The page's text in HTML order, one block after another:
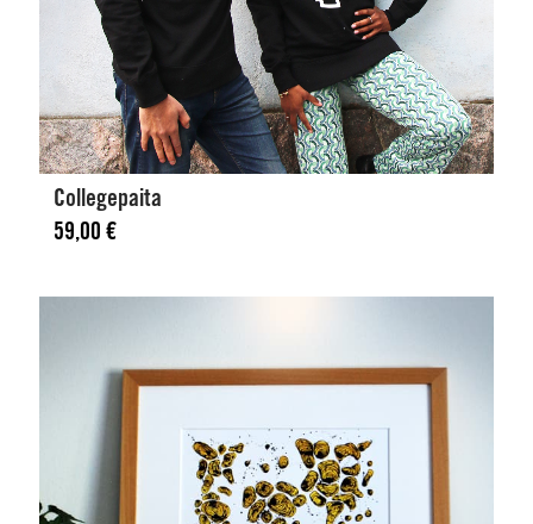
Collegepaita
59,00 €